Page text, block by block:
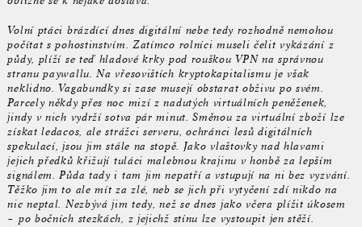
Volní ptáci brázdící dnes digitální nebe tedy rozhodně nemohou
počítat s pohostinstvím. Zatímco rolníci museli čelit vykázání z
půdy, plíží se teď hladové krky pod rouškou VPN na správnou
stranu paywallu. Na vřesovištích kryptokapitalismu je však
neklidno. Vagabundky si zase musejí obstarat obživu po svém.
Parcely někdy přes noc mizí z nadutých virtuálních peněženek,
jindy v nich vydrží sotva pár minut. Směnou za virtuální zboží lze
získat ledacos, ale strážci serveru, ochránci lesů digitálních
spekulací, jsou jim stále na stopě. Jako vlaštovky nad hlavami
jejich předků křižují tuláci malebnou krajinu v honbě za lepším
signálem. Půda tady i tam jim nepatří a vstupují na ni bez vyzvání.
Těžko jim to ale mít za zlé, neb se jich při vytyčení zdí nikdo na
nic neptal. Nezbývá jim tedy, než se dnes jako včera plížit úkosem
– po bočních stezkách, z jejichž stínu lze vystoupit jen stěží.